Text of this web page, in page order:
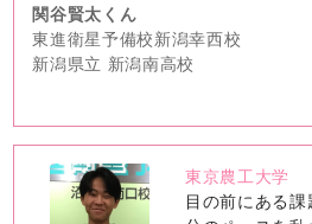
関谷賢太くん
東進衛星予備校新潟幸西校
新潟県立 新潟南高校
no
東京農工大学
目の前にある